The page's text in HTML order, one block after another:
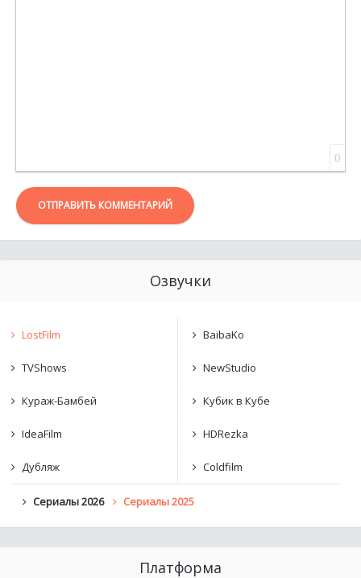
0
ОТПРАВИТЬ КОММЕНТАРИЙ
Озвучки
LostFilm BaibaKo
TVShows NewStudio
Кураж-Бамбей Кубик в Кубе
IdeaFilm HDRezka
Дубляж Coldfilm
Сериалы 2026 Сериалы 2025
Платформа